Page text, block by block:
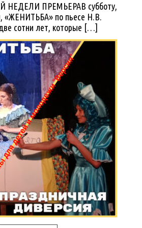
НЕДЕЛИ ПРЕМЬЕРАВ субботу,
«ЖЕНИТЬБА» по пьесе Н.В.
сотни лет, которые […]